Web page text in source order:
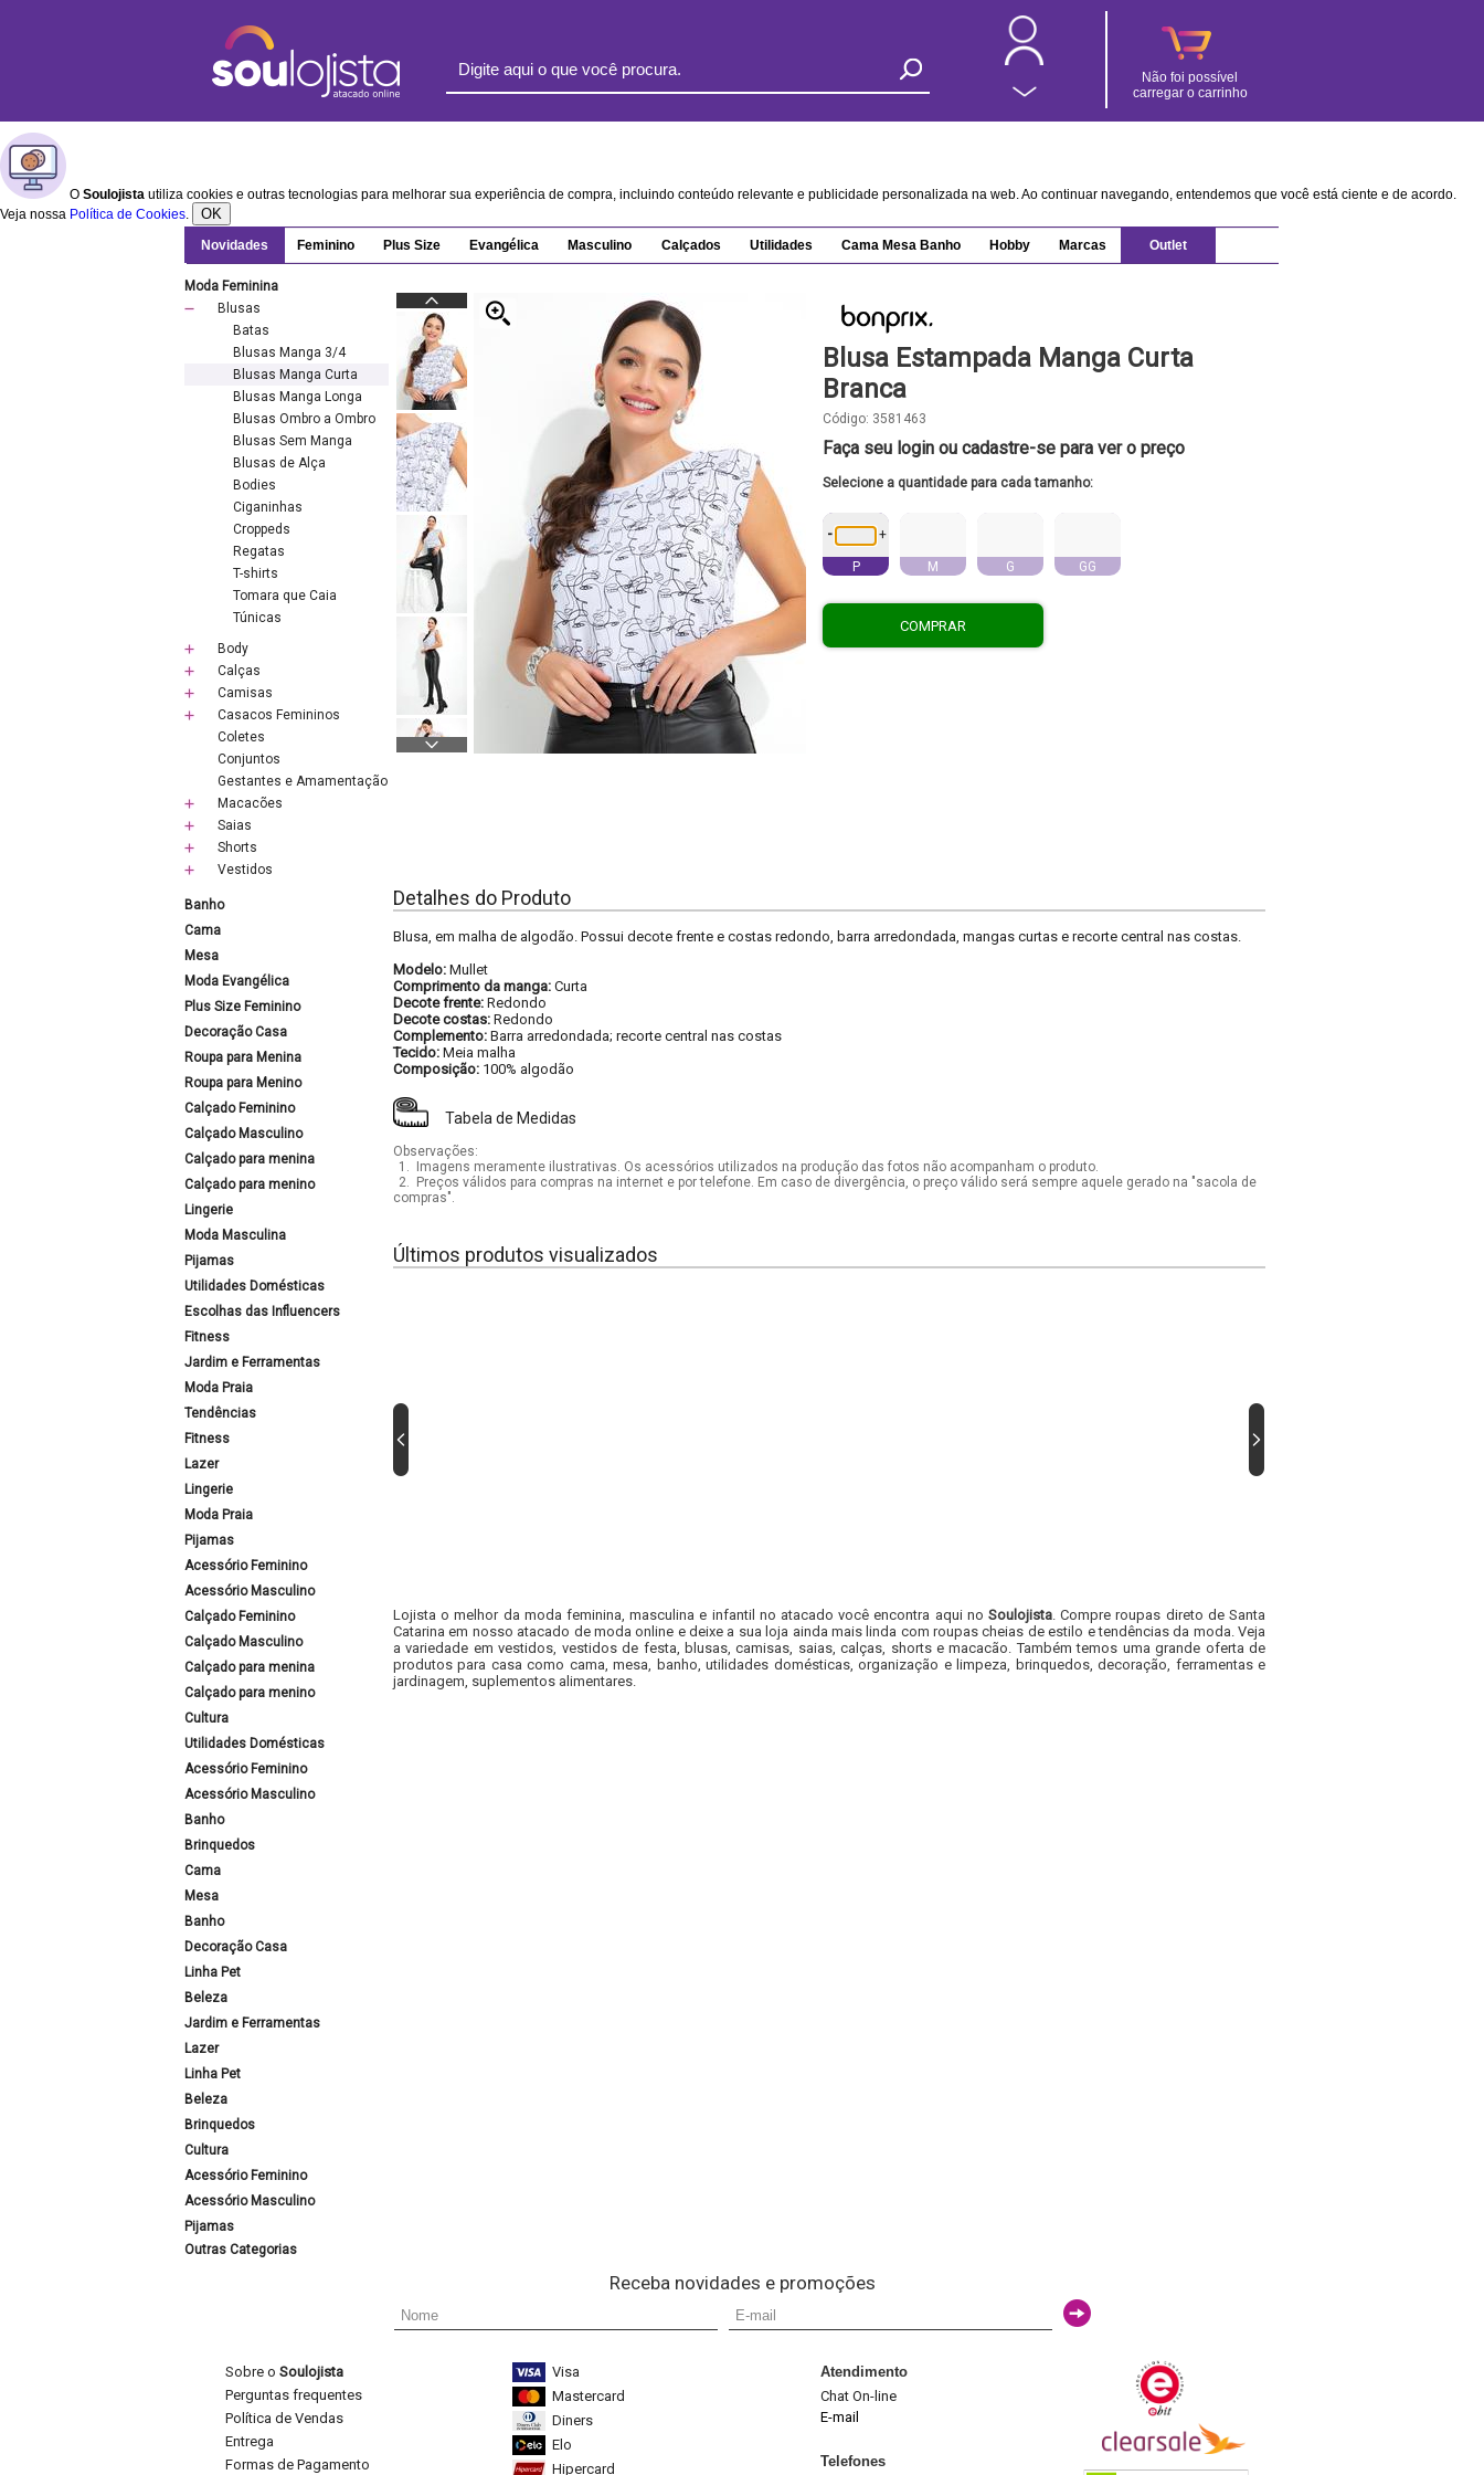
Não foi possível
carregar o carrinho
O Soulojista utiliza cookies e outras tecnologias para melhorar sua experiência de compra, incluindo conteúdo relevante e publicidade personalizada na web. Ao continuar navegando, entendemos que você está ciente e de acordo.
Veja nossa Política de Cookies. OK
Novidades Feminino Plus Size Evangélica Masculino Calçados Utilidades Cama Mesa Banho Hobby Marcas Outlet
Moda Feminina
Blusas
Batas
Blusas Manga 3/4
Blusas Manga Curta
Blusas Manga Longa
Blusas Ombro a Ombro
Blusas Sem Manga
Blusas de Alça
Bodies
Ciganinhas
Croppeds
Regatas
T-shirts
Tomara que Caia
Túnicas
Body
Calças
Camisas
Casacos Femininos
Coletes
Conjuntos
Gestantes e Amamentação
Macacões
Saias
Shorts
Vestidos
Banho
Cama
Mesa
Moda Evangélica
Plus Size Feminino
Decoração Casa
Roupa para Menina
Roupa para Menino
Calçado Feminino
Calçado Masculino
Calçado para menina
Calçado para menino
Lingerie
Moda Masculina
Pijamas
Utilidades Domésticas
Escolhas das Influencers
Fitness
Jardim e Ferramentas
Moda Praia
Tendências
Fitness
Lazer
Lingerie
Moda Praia
Pijamas
Acessório Feminino
Acessório Masculino
Calçado Feminino
Calçado Masculino
Calçado para menina
Calçado para menino
Cultura
Utilidades Domésticas
Acessório Feminino
Acessório Masculino
Banho
Brinquedos
Cama
Mesa
Banho
Decoração Casa
Linha Pet
Beleza
Jardim e Ferramentas
Lazer
Linha Pet
Beleza
Brinquedos
Cultura
Acessório Feminino
Acessório Masculino
Pijamas
Outras Categorias
Blusa Estampada Manga Curta
Branca
Código: 3581463
Faça seu login ou cadastre-se para ver o preço
Selecione a quantidade para cada tamanho:
- +
P M G GG
COMPRAR
Detalhes do Produto
Blusa, em malha de algodão. Possui decote frente e costas redondo, barra arredondada, mangas curtas e recorte central nas costas.
Modelo: Mullet
Comprimento da manga: Curta
Decote frente: Redondo
Decote costas: Redondo
Complemento: Barra arredondada; recorte central nas costas
Tecido: Meia malha
Composição: 100% algodão
Tabela de Medidas
Observações:
1.
Imagens meramente ilustrativas. Os acessórios utilizados na produção das fotos não acompanham o produto.
2.
Preços válidos para compras na internet e por telefone. Em caso de divergência, o preço válido será sempre aquele gerado na "sacola de
compras".
Últimos produtos visualizados
Lojista o melhor da moda feminina, masculina e infantil no atacado você encontra aqui no Soulojista. Compre roupas direto de Santa
Catarina em nosso atacado de moda online e deixe a sua loja ainda mais linda com roupas cheias de estilo e tendências da moda. Veja
a variedade em vestidos, vestidos de festa, blusas, camisas, saias, calças, shorts e macacão. Também temos uma grande oferta de
produtos para casa como cama, mesa, banho, utilidades domésticas, organização e limpeza, brinquedos, decoração, ferramentas e
jardinagem, suplementos alimentares.
Receba novidades e promoções
Sobre o Soulojista
Perguntas frequentes
Política de Vendas
Entrega
Formas de Pagamento
Visa
Mastercard
Diners
Elo
Hipercard
Atendimento
Chat On-line
E-mail
Telefones